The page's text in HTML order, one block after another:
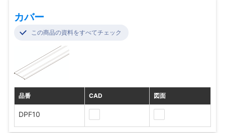
カバー
この商品の資料をすべてチェック
品番 CAD 図面
DPF10